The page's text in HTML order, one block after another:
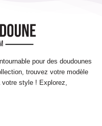
pour des doudounes
trouvez votre modèle
votre style ! Explorez,